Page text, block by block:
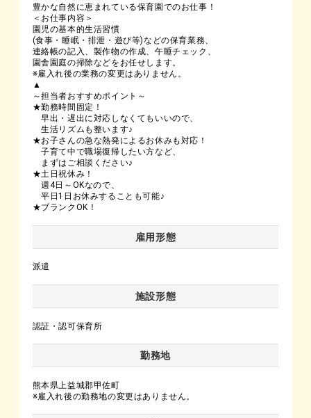
豊かな自然に恵まれている保育園でのお仕事！
＜お仕事内容＞
園児の基本的生活習慣
(食事・睡眠・排泄・遊び等)などの保育業務、
連絡帳の記入、製作物の作成、午睡チェック、
園舎園庭の掃除などをお任せします。
※雇入れ後の業務の変更はありません。
▲
～担当者おすすめポイント～
★勤務時間固定！
早出・遅出に対応しなくてもいいので、
生活リズムも整います♪
★お子さんの急な熱発によるお休みも対応！
子育て中で職場復帰したい方など、
まずはご相談ください♪
★土日祝休み！
週4日～OKなので、
平日1日お休みすることも可能♪
★ブランクOK！
雇用形態
派遣
施設形態
認証・認可保育所
勤務地
熊本県上益城郡甲佐町
※雇入れ後の勤務地の変更はありません。